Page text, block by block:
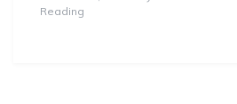
Reading